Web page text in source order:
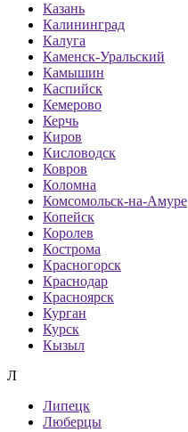
Казань
Калининград
Калуга
Каменск-Уральский
Камышин
Каспийск
Кемерово
Керчь
Киров
Кисловодск
Ковров
Коломна
Комсомольск-на-Амуре
Копейск
Королев
Кострома
Красногорск
Краснодар
Красноярск
Курган
Курск
Кызыл
Л
Липецк
Люберцы